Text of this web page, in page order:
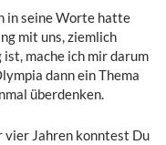
in seine Worte hatte
mit uns, ziemlich
mache ich mir darum
dann ein Thema
überdenken.
vier Jahren konntest Du